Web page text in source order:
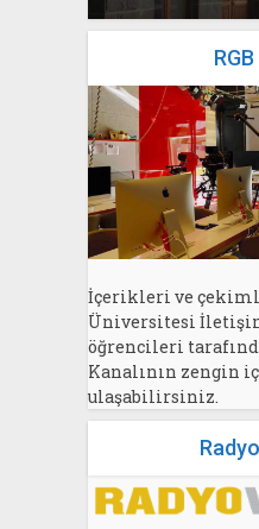
İçerikleri ve
Üniversitesi
öğrencileri
Kanalının zengin
ulaşabilirsiniz.